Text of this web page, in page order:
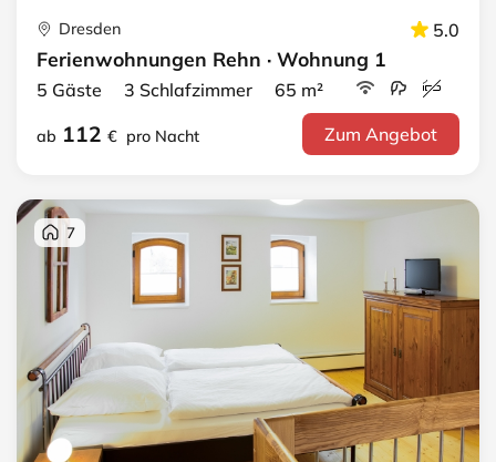
Dresden 5.0
Ferienwohnungen Rehn · Wohnung 1
5 Gäste 3 Schlafzimmer 65 m²
ab 112 € pro Nacht Zum Angebot
7